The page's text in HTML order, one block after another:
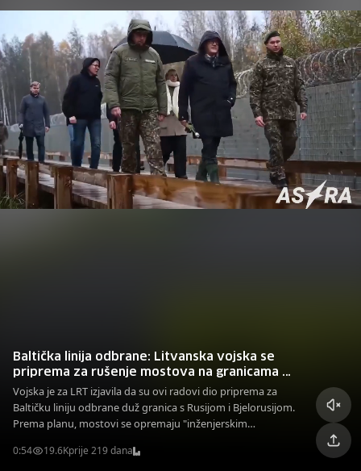
Baltička linija odbrane: Litvanska vojska se
priprema za rušenje mostova na granicama s
Bjelorusijom i Rusijom
Vojska je za LRT izjavila da su ovi radovi dio priprema za
Baltičku liniju odbrane duž granica s Rusijom i Bjelorusijom.
Prema planu, mostovi se opremaju "inženjerskim
0:54 19.6Kprije 219 dana